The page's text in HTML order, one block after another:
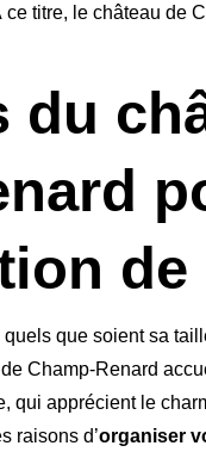
titre, le château de
du
de
quels que soient sa
Champ-Renard
qui apprécient le
raisons d’organiser